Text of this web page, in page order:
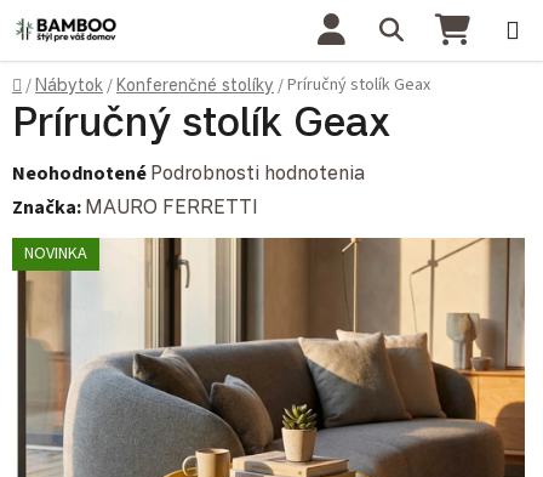
Prejsť na obsah Hľadať
Domov
/Nábytok /Konferenčné stolíky /Príručný stolík Geax
Príručný stolík Geax
Priemerné hodnotenie produktu je 0,0 z 5 hviezdičiek.
Neohodnotené Podrobnosti hodnotenia
Značka: MAURO FERRETTI
NOVINKA